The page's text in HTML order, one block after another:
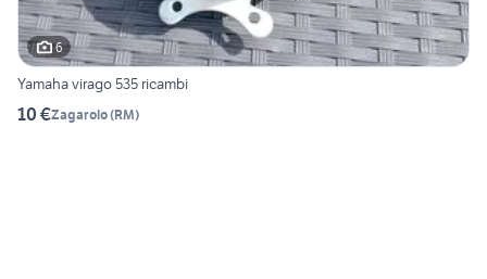
6
Yamaha virago 535 ricambi
10 €Zagarolo(RM)